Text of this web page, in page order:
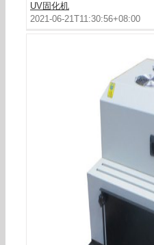
UV固化机
2021-06-21T11:30:56+08:00